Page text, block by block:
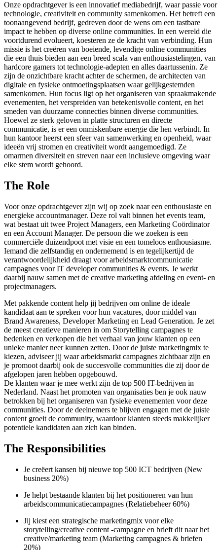
Onze opdrachtgever is een innovatief mediabedrijf, waar passie voor
technologie, creativiteit en community samenkomen. Het betreft een
toonaangevend bedrijf, gedreven door de wens om een tastbare
impact te hebben op diverse online communities. In een wereld die
voortdurend evolueert, koesteren ze de kracht van verbinding. Hun
missie is het creëren van boeiende, levendige online communities
die een thuis bieden aan een breed scala van enthousiastelingen, van
hardcore gamers tot technologie-adepten en alles daartussenin. Ze
zijn de onzichtbare kracht achter de schermen, de architecten van
digitale en fysieke ontmoetingsplaatsen waar gelijkgestemden
samenkomen. Hun focus ligt op het organiseren van spraakmakende
evenementen, het verspreiden van betekenisvolle content, en het
smeden van duurzame connecties binnen diverse communities.
Hoewel ze sterk geloven in platte structuren en directe
communicatie, is er een onmiskenbare energie die hen verbindt. In
hun kantoor heerst een sfeer van samenwerking en openheid, waar
ideeën vrij stromen en creativiteit wordt aangemoedigd. Ze
omarmen diversiteit en streven naar een inclusieve omgeving waar
elke stem wordt gehoord.
The Role
Voor onze opdrachtgever zijn wij op zoek naar een enthousiaste en
energieke accountmanager. Deze rol valt binnen het events team,
wat bestaat uit twee Project Managers, een Marketing Coördinator
en een Account Manager. De persoon die we zoeken is een
commerciële duizendpoot met visie en een tomeloos enthousiasme.
Iemand die zelfstandig en ondernemend is en tegelijkertijd de
verantwoordelijkheid draagt voor arbeidsmarktcommunicatie
campagnes voor IT developer communities & events. Je werkt
daarbij nauw samen met de creative marketing afdeling en event- en
projectmanagers.
Met pakkende content help jij bedrijven om online de ideale
kandidaat aan te spreken voor hun vacatures, door middel van
Brand Awareness, Developer Marketing en Lead Generation. Je zet
de meest creatieve manieren in om Storytelling campagnes te
bedenken en verkopen die het verhaal van jouw klanten op een
unieke manier neer kunnen zetten. Door de juiste marketingmix te
kiezen, adviseer jij waar arbeidsmarkt campagnes zichtbaar zijn en
je promoot daarbij ook de succesvolle communities die zij door de
afgelopen jaren hebben opgebouwd.
De klanten waar je mee werkt zijn de top 500 IT-bedrijven in
Nederland. Naast het promoten van organisaties ben je ook nauw
betrokken bij het organiseren van fysieke evenementen voor deze
communities. Door de deelnemers te blijven engagen met de juiste
content groeit de community, waardoor klanten steeds makkelijker
potentiele kandidaten aan zich kan binden.
The Responsibilities
Je creëert kansen bij nieuwe top 500 ICT bedrijven (New
business 20%)
Je helpt bestaande klanten bij het positioneren van hun
arbeidscommunicatiecampagnes (Relatiebeheer 60%)
Jij kiest een strategische marketingmix voor elke
storytelling/creative content -campagne en brieft dit naar het
creative/marketing team (Marketing campagnes & briefen
20%)